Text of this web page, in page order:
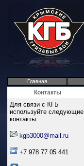
Главная
Контакты
Для связи с КГБ
используйте следующие
контакты:
kgb3000@mail.ru
+7 978 77 05 441